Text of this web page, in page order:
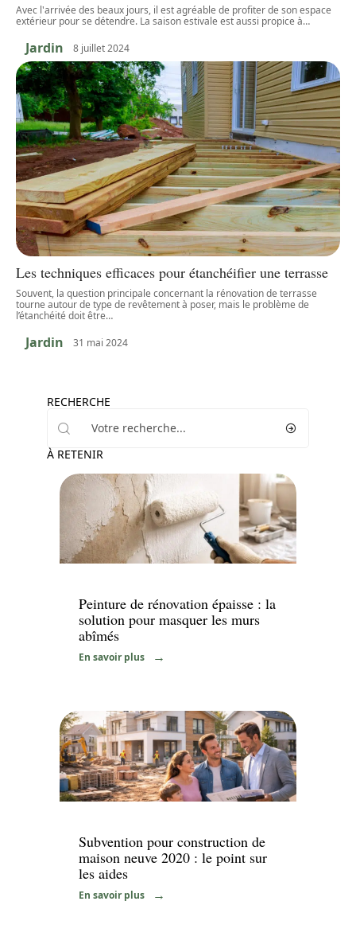
Avec l'arrivée des beaux jours, il est agréable de profiter de son espace
extérieur pour se détendre. La saison estivale est aussi propice à…
Jardin 8 juillet 2024
Les techniques efficaces pour étanchéifier une terrasse
Souvent, la question principale concernant la rénovation de terrasse
tourne autour de type de revêtement à poser, mais le problème de
l’étanchéité doit être…
Jardin 31 mai 2024
RECHERCHE
À RETENIR
Décoration Interieure
Peinture de rénovation épaisse : la
solution pour masquer les murs
abîmés
En savoir plus
News
Subvention pour construction de
maison neuve 2020 : le point sur
les aides
En savoir plus